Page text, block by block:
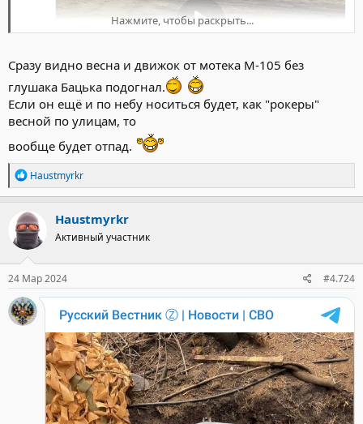
Нажмите, чтобы раскрыть...
Сразу видно весна и движок от мотека М-105 без
глушака Бацька подогнал.
Если он ещё и по небу носиться будет, как "рокеры"
весной по улицам, то
вообще будет отпад.
Р
е
а
к
ц
и
и
:
Haustmyrkr
Haustmyrkr
Активный участник
24 Мар 2024 #4.724